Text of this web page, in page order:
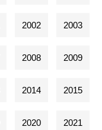
2002 2003
2008 2009
2014 2015
2020 2021